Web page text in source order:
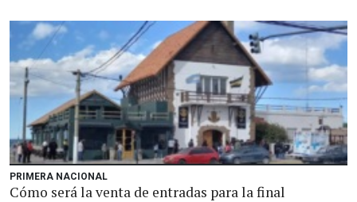
PRIMERA NACIONAL
Cómo será la venta de entradas para la final